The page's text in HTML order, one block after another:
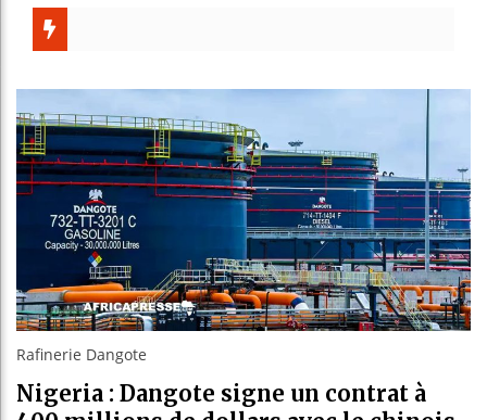
Réforme
Bénin :
Aliko
Rafinerie Dangote
Nigeria : Dangote signe un contrat à